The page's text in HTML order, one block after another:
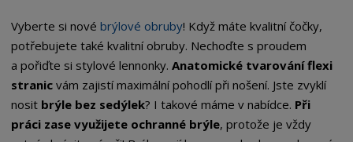
Vyberte si novébrýlové obruby! Když máte kvalitní čočky,
potřebujete také kvalitní obruby. Nechoďte s proudem
a pořiďte si stylové lennonky.Anatomické tvarování flexi
stranicvám zajistí maximální pohodlí při nošení. Jste zvyklí
nosit brýle bez sedýlek? I takové máme v nabídce. Při
práci zase využijete ochranné brýle, protože je vždy